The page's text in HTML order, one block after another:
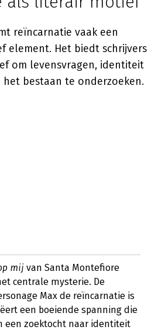
reïncarnatie vaak een
element. Het biedt schrijvers
om levensvragen, identiteit
bestaan te onderzoeken.
mij van Santa Montefiore
centrale mysterie. De
Max de reïncarnatie is
een boeiende spanning die
een zoektocht naar identiteit